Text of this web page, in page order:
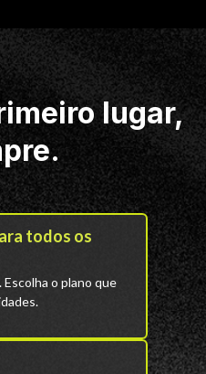
lugar,
todos os
o plano que